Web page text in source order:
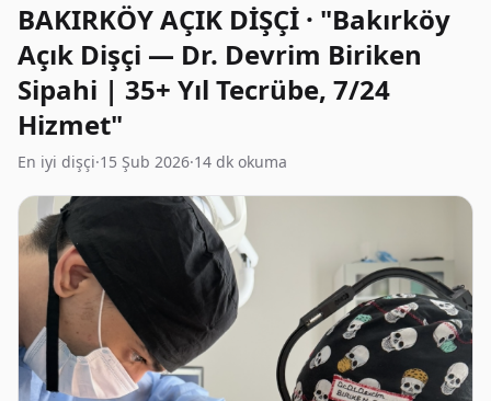
BAKIRKÖY AÇIK DİŞÇİ · "Bakırköy
Açık Dişçi — Dr. Devrim Biriken
Sipahi | 35+ Yıl Tecrübe, 7/24
Hizmet"
En iyi dişçi·15 Şub 2026·14 dk okuma